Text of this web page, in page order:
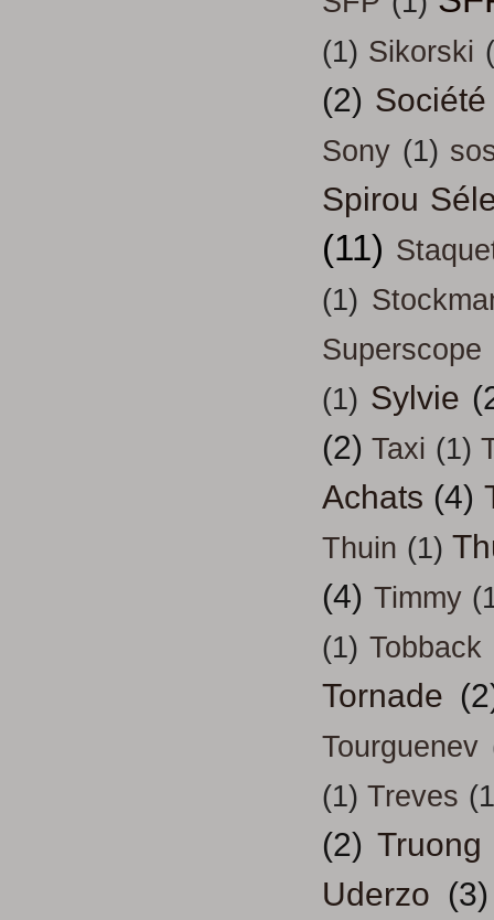
(1) Sikorski
(2) Société
Sony (1)
Spirou
(11)
(1)
Superscope
(1) Sylvie
(2) Taxi (1)
Achats (4)
Thuin (1)
(4) Timmy
(1) Tobback
Tornade
Tourguenev
(1) Treves
(2) Truong
Uderzo (3)